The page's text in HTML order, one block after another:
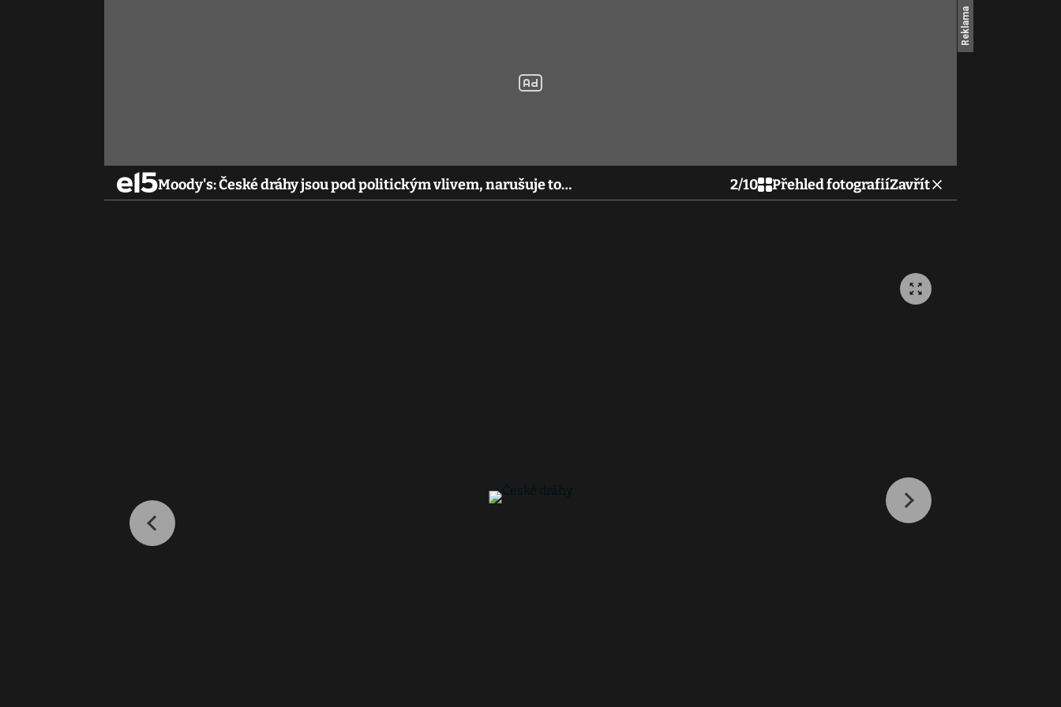
Moody's: České dráhy jsou pod politickým vlivem, narušuje to… 2/10 Přehled fotografiíZavřít